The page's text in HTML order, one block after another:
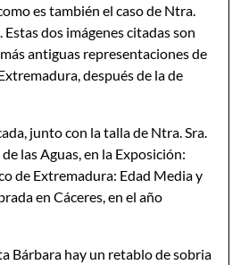
es también el caso de Ntra.
dos imágenes citadas son
antiguas representaciones de
después de la de
junto con la talla de Ntra. Sra.
las Aguas, en la Exposición:
de Extremadura: Edad Media y
en Cáceres, en el año
Bárbara hay un retablo de sobria